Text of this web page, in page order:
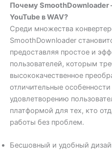
Почему
YouTube в WAV?
Среди множества
SmoothDownloader
предоставляя простое и
пользователей, которым
высококачественное
отличительные
удовлетворению
платформой для тех, кто
работы без проблем.
Бесшовный и удобный